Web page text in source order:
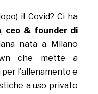
il Covid? Ci ha
, ceo & founder di
nata a Milano
che mette a
l’allenamento e
a uso privato